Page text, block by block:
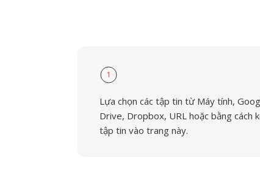
1
Lựa chọn các tập tin từ Máy tính,
Drive, Dropbox, URL hoặc bằng cách
tập tin vào trang này.